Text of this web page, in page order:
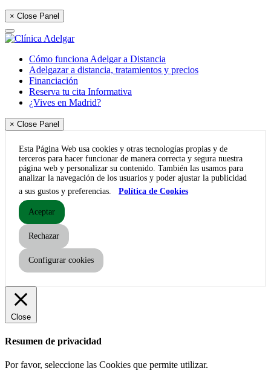
× Close Panel
Cómo funciona Adelgar a Distancia
Adelgazar a distancia, tratamientos y precios
Financiación
Reserva tu cita Informativa
¿Vives en Madrid?
× Close Panel
Esta Página Web usa cookies y otras tecnologías propias y de
terceros para hacer funcionar de manera correcta y segura nuestra
página web y personalizar su contenido. También las usamos para
analizar la navegación de los usuarios y poder ajustar la publicidad
a sus gustos y preferencias.
Política de Cookies
Aceptar
Rechazar
Configurar cookies
Close
Resumen de privacidad
Por favor, seleccione las Cookies que permite utilizar.